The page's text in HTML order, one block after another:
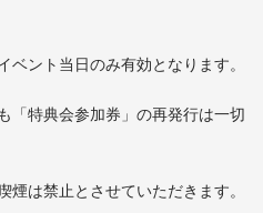
ント当日のみ有効となります。
「特典会参加券」の再発行は一切
は禁止とさせていただきます。